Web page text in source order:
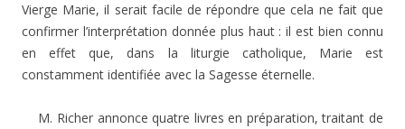
Vierge Marie, il serait facile de répondre que cela ne fait que
confirmer l’interprétation donnée plus haut : il est bien connu
en effet que, dans la liturgie catholique, Marie est
constamment identifiée avec la Sagesse éternelle.
M. Richer annonce quatre livres en préparation, traitant de